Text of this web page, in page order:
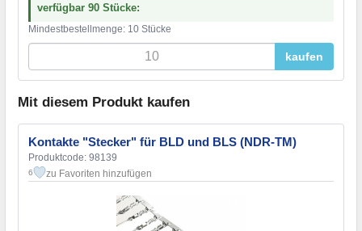
verfügbar 90 Stücke:
Mindestbestellmenge: 10 Stücke
kaufen
Mit diesem Produkt kaufen
Kontakte "Stecker" für BLD und BLS (NDR-TM)
Produktcode: 98139
6 zu Favoriten hinzufügen